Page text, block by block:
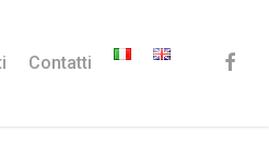
Contatti